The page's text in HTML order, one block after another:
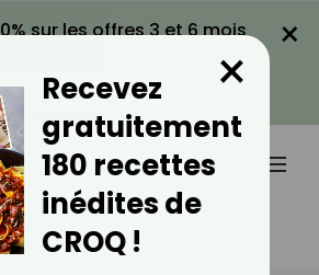
sur les offres 3 et 6 mois
VOIR LA PROMO
×
Alimentation Écolo ?
Recevez
gratuitement
180 recettes
inédites de
CROQ !
×